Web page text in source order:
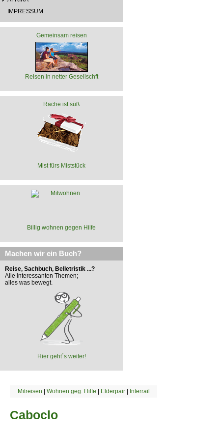
IMPRESSUM
Gemeinsam reisen
Reisen in netter Gesellschft
Rache ist süß
Mist fürs Miststück
Billig wohnen gegen Hilfe
Machen wir ein Buch?
Reise, Sachbuch, Belletristik ...?
Alle interessanten Themen;
alles was bewegt.
Hier geht´s weiter!
Mitreisen | Wohnen geg. Hilfe | Elderpair| Interrail
Caboclo